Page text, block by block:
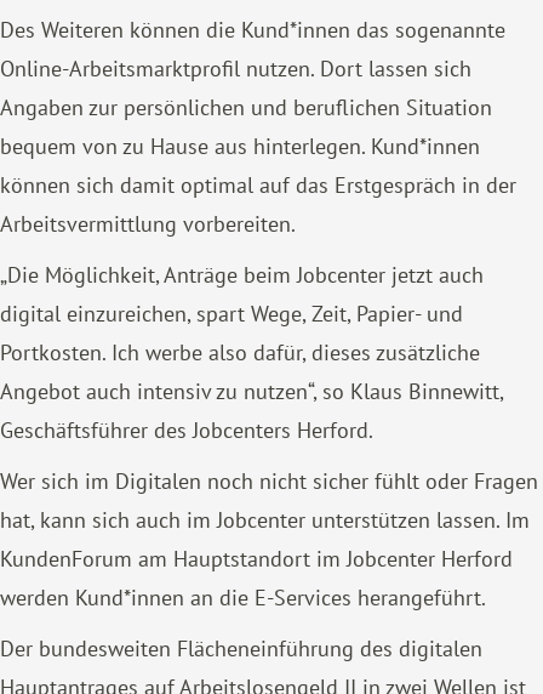
Des Weiteren können die Kund*innen das sogenannte
Online-Arbeitsmarktprofil nutzen. Dort lassen sich
Angaben zur persönlichen und beruflichen Situation
bequem von zu Hause aus hinterlegen. Kund*innen
können sich damit optimal auf das Erstgespräch in der
Arbeitsvermittlung vorbereiten.
„Die Möglichkeit, Anträge beim Jobcenter jetzt auch
digital einzureichen, spart Wege, Zeit, Papier- und
Portkosten. Ich werbe also dafür, dieses zusätzliche
Angebot auch intensiv zu nutzen“, so Klaus Binnewitt,
Geschäftsführer des Jobcenters Herford.
Wer sich im Digitalen noch nicht sicher fühlt oder Fragen
hat, kann sich auch im Jobcenter unterstützen lassen. Im
KundenForum am Hauptstandort im Jobcenter Herford
werden Kund*innen an die E-Services herangeführt.
Der bundesweiten Flächeneinführung des digitalen
Hauptantrages auf Arbeitslosengeld II in zwei Wellen ist